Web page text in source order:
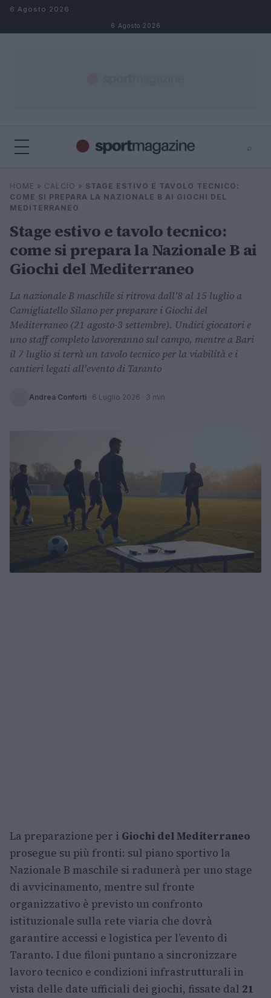
Salta al contenuto
6 Agosto 2026
6 Agosto 2026
⌕
Cerca
⌕
HOME » CALCIO » STAGE ESTIVO E TAVOLO TECNICO:
COME SI PREPARA LA NAZIONALE B AI GIOCHI DEL
MEDITERRANEO
Stage estivo e tavolo tecnico:
come si prepara la Nazionale B ai
Giochi del Mediterraneo
La nazionale B maschile si ritrova dall'8 al 15 luglio a
Camigliatello Silano per preparare i Giochi del
Mediterraneo (21 agosto-3 settembre). Undici giocatori e
uno staff completo lavoreranno sul campo, mentre a Bari
il 7 luglio si terrà un tavolo tecnico per la viabilità e i
cantieri legati all'evento di Taranto
Andrea Conforti · 6 Luglio 2026 · 3 min
La preparazione per i Giochi del Mediterraneo
prosegue su più fronti: sul piano sportivo la
Nazionale B maschile si radunerà per uno stage
di avvicinamento, mentre sul fronte
organizzativo è previsto un confronto
istituzionale sulla rete viaria che dovrà
garantire accessi e logistica per l’evento di
Taranto. I due filoni puntano a sincronizzare
lavoro tecnico e condizioni infrastrutturali in
vista delle date ufficiali dei giochi, fissate dal 21